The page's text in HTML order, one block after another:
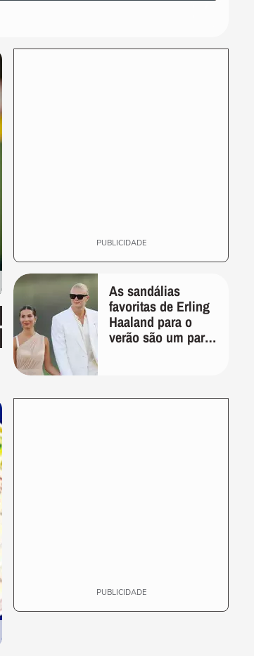
parlamentar do PT voltar
PUBLICIDADE
As sandálias
favoritas de Erling
Haaland para o
verão são um par
banho quanto em
PUBLICIDADE